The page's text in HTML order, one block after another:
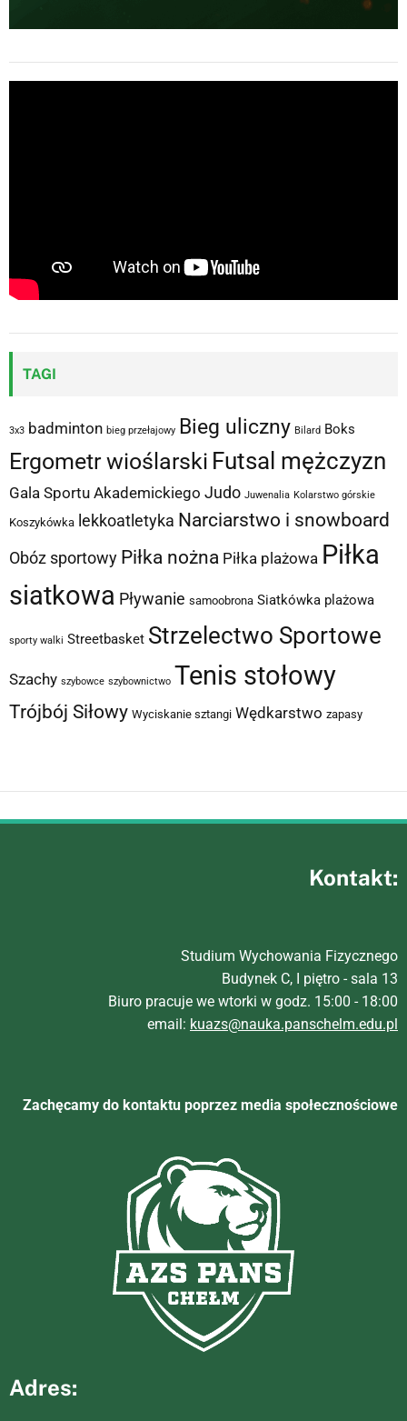
TAGI
3x3 badminton bieg przełajowy Bieg uliczny Bilard Boks
Ergometr wioślarski Futsal mężczyzn
Gala Sportu Akademickiego Judo Juwenalia Kolarstwo górskie
Koszykówka lekkoatletyka Narciarstwo i snowboard
Obóz sportowy Piłka nożna Piłka plażowa Piłka
siatkowa Pływanie samoobrona Siatkówka plażowa
sporty walki Streetbasket Strzelectwo Sportowe
Szachy szybowce szybownictwo Tenis stołowy
Trójbój Siłowy Wyciskanie sztangi Wędkarstwo zapasy
Kontakt:
Studium Wychowania Fizycznego
Budynek C, I piętro - sala 13
Biuro pracuje we wtorki w godz. 15:00 - 18:00
email: kuazs@nauka.panschelm.edu.pl
Zachęcamy do kontaktu poprzez media społecznościowe
Adres: